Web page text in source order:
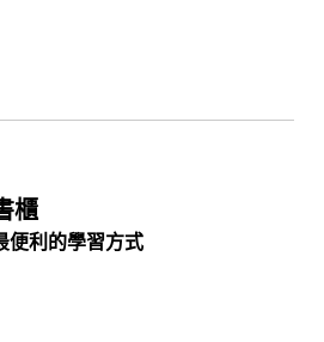
櫃
便利的學習方式